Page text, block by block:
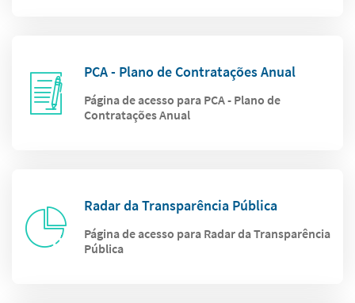
PCA - Plano de Contratações Anual
Página de acesso para PCA - Plano de
Contratações Anual
Radar da Transparência Pública
Página de acesso para Radar da Transparência
Pública